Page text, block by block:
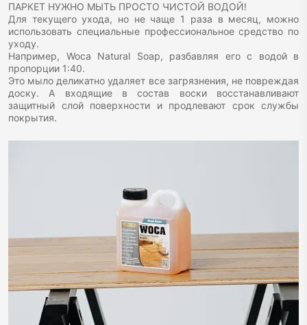
ПАРКЕТ НУЖНО МЫТЬ ПРОСТО ЧИСТОЙ ВОДОЙ!
Для текущего ухода, но не чаще 1 раза в месяц, можно
использовать специальные профессиональное средство по
уходу.
Например, Woca Natural Soap, разбавляя его с водой в
пропорции 1:40.
Это мыло деликатно удаляет все загрязнения, не повреждая
доску. А входящие в состав воски восстанавливают
защитный слой поверхности и продлевают срок службы
покрытия.